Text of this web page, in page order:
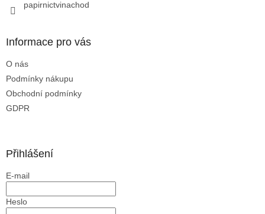
papirnictvinachod
Informace pro vás
O nás
Podmínky nákupu
Obchodní podmínky
GDPR
Přihlášení
E-mail
Heslo